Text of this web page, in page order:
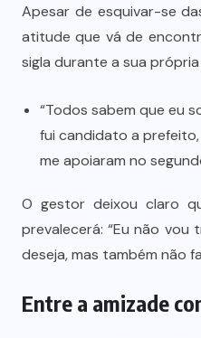
Apesar de esquivar-se
atitude que vá de
sigla durante a sua
“Todos sabem que eu
fui candidato a
me apoiaram no
O gestor deixou claro
prevalecerá: “Eu não
deseja, mas também não
Entre a amizade